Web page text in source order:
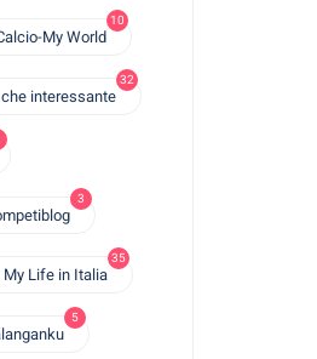
My World
10
che interessante
32
3
My Life in Italia
35
5